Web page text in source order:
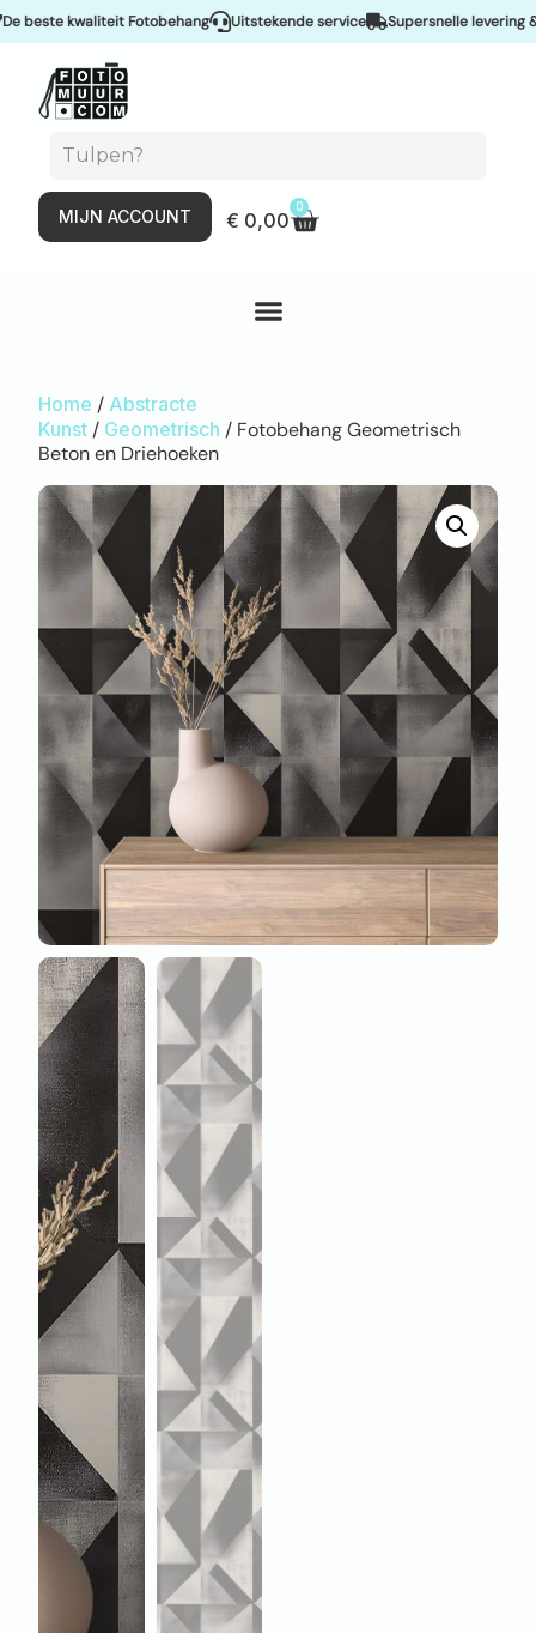
kwaliteit Fotobehang Uitstekende service Supersnelle levering &
MIJN ACCOUNT € 0,00
0
Home / Abstracte
Kunst / Geometrisch / Fotobehang Geometrisch
Beton en Driehoeken